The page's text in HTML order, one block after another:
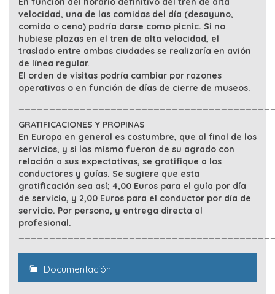
velocidad, una de las comidas del día (desayuno,
comida o cena) podría darse como picnic. Si no
hubiese plazas en el tren de alta velocidad, el
traslado entre ambas ciudades se realizaría en avión
de línea regular.
El orden de visitas podría cambiar por razones
operativas o en función de días de cierre de museos.
GRATIFICACIONES Y PROPINAS
En Europa en general es costumbre, que al final de los
servicios, y si los mismo fueron de su agrado con
relación a sus expectativas, se gratifique a los
conductores y guías. Se sugiere que esta
gratificación sea así; 4,00 Euros para el guía por día
de servicio, y 2,00 Euros para el conductor por día de
servicio. Por persona, y entrega directa al
profesional.
Documentación